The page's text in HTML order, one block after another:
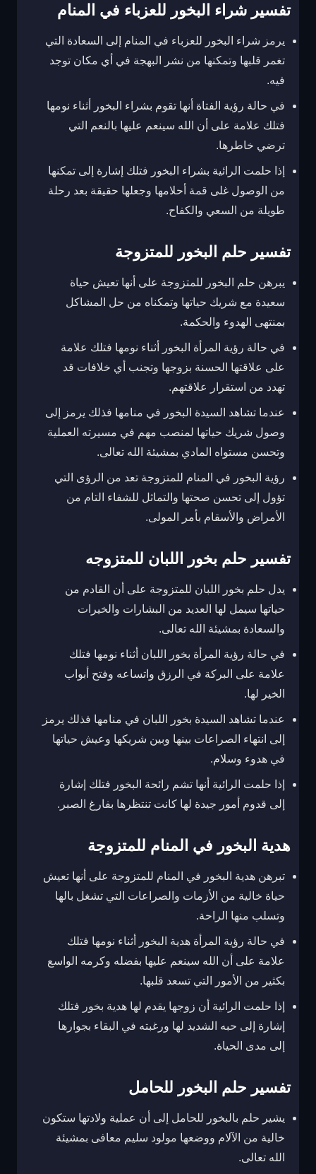
تفسير شراء البخور للعزباء في المنام
يرمز شراء البخور للعزباء في المنام إلى السعادة التي
تغمر قلبها وتمكنها من نشر البهجة في أي مكان توجد
فيه.
في حالة رؤية الفتاة أنها تقوم بشراء البخور أثناء نومها
فتلك علامة على أن الله سينعم عليها بالنعم التي
ترضي خاطرها.
إذا حلمت الرائية بشراء البخور فتلك إشارة إلى تمكنها
من الوصول غلى قمة أحلامها وجعلها حقيقة بعد رحلة
طويلة من السعي والكفاح.
تفسير حلم البخور للمتزوجة
يبرهن حلم البخور للمتزوجة على أنها تعيش حياة
سعيدة مع شريك حياتها وتمكناه من حل المشاكل
بمنتهى الهدوء والحكمة.
في حالة رؤية المرأة البخور أثناء نومها فتلك علامة
على علاقتها الحسنة بزوجها وتجنب أي خلافات قد
تهدد من استقرار علاقتهم.
عندما تشاهد السيدة البخور في منامها فذلك يرمز إلى
وصول شريك حياتها لمنصب مهم في مسيرته العملية
وتحسن مستواه المادي بمشيئة الله تعالى.
رؤية البخور في المنام للمتزوجة تعد من الرؤى التي
تؤول إلى تحسن صحتها والتماثل للشفاء التام من
الأمراض والأسقام بأمر المولى.
تفسير حلم بخور اللبان للمتزوجه
يدل حلم بخور اللبان للمتزوجة على أن القادم من
حياتها سيمل لها العديد من البشارات والخيرات
والسعادة بمشيئة الله تعالى.
في حالة رؤية المرأة بخور اللبان أثناء نومها فتلك
علامة على البركة في الرزق واتساعه وفتح أبواب
الخير لها.
عندما تشاهد السيدة بخور اللبان في منامها فذلك يرمز
إلى انتهاء الصراعات بينها وبين شريكها وعيش حياتها
في هدوء وسلام.
إذا حلمت الرائية أنها تشم رائحة البخور فتلك إشارة
إلى قدوم أمور جيدة لها كانت تنتظرها بفارغ الصبر.
هدية البخور في المنام للمتزوجة
تبرهن هدية البخور في المنام للمتزوجة على أنها تعيش
حياة خالية من الأزمات والصراعات التي تشغل بالها
وتسلب منها الراحة.
في حالة رؤية المرأة هدية البخور أثناء نومها فتلك
علامة على أن الله سينعم عليها بفضله وكرمه الواسع
بكثير من الأمور التي تسعد قلبها.
إذا حلمت الرائية أن زوجها يقدم لها هدية بخور فتلك
إشارة إلى حبه الشديد لها ورغبته في البقاء بجوارها
إلى مدى الحياة.
تفسير حلم البخور للحامل
يشير حلم بالبخور للحامل إلى أن عملية ولادتها ستكون
خالية من الآلام ووضعها مولود سليم معافى بمشيئة
الله تعالى.